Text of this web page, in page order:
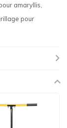
amaryllis,
pour